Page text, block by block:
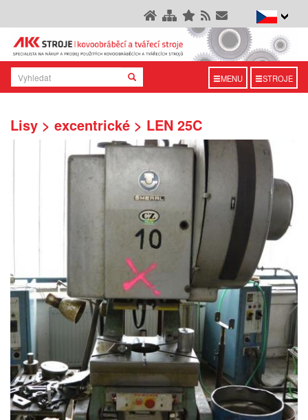
MENU STROJE
Lisy > excentrické > LEN 25C